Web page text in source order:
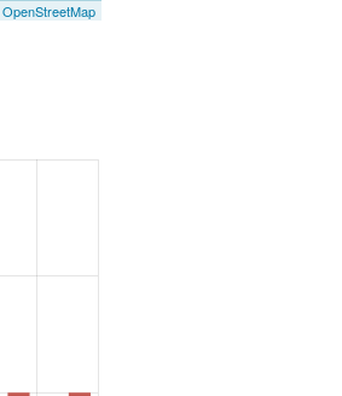
OpenStreetMap